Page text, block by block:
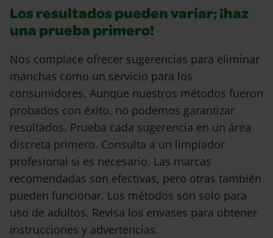
Los resultados pueden variar; ¡haz
una prueba primero!
Nos complace ofrecer sugerencias para eliminar
manchas como un servicio para los
consumidores. Aunque nuestros métodos fueron
probados con éxito, no podemos garantizar
resultados. Prueba cada sugerencia en un área
discreta primero. Consulta a un limpiador
profesional si es necesario. Las marcas
recomendadas son efectivas, pero otras también
pueden funcionar. Los métodos son solo para
uso de adultos. Revisa los envases para obtener
instrucciones y advertencias.